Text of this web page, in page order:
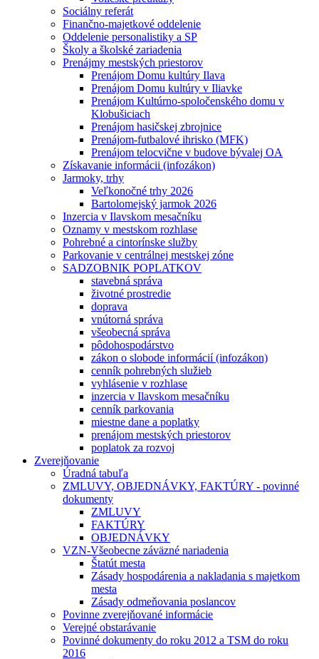
Sociálny referát
Finančno-majetkové oddelenie
Oddelenie personalistiky a SP
Školy a školské zariadenia
Prenájmy mestských priestorov
Prenájom Domu kultúry Ilava
Prenájom Domu kultúry v Iliavke
Prenájom Kultúrno-spoločenského domu v
Klobušiciach
Prenájom hasičskej zbrojnice
Prenájom-futbalové ihrisko (MFK)
Prenájom telocvične v budove bývalej OA
Získavanie informácii (infozákon)
Jarmoky, trhy
Veľkonočné trhy 2026
Bartolomejský jarmok 2026
Inzercia v Ilavskom mesačníku
Oznamy v mestskom rozhlase
Pohrebné a cintorínske služby
Parkovanie v centrálnej mestskej zóne
SADZOBNIK POPLATKOV
stavebná správa
životné prostredie
doprava
vnútorná správa
všeobecná správa
pôdohospodárstvo
zákon o slobode informácií (infozákon)
cenník pohrebných služieb
vyhlásenie v rozhlase
inzercia v Ilavskom mesačníku
cenník parkovania
miestne dane a poplatky
prenájom mestských priestorov
poplatok za rozvoj
Zverejňovanie
Úradná tabuľa
ZMLUVY, OBJEDNÁVKY, FAKTÚRY - povinné
dokumenty
ZMLUVY
FAKTÚRY
OBJEDNÁVKY
VZN-Všeobecne záväzné nariadenia
Štatút mesta
Zásady hospodárenia a nakladania s majetkom
mesta
Zásady odmeňovania poslancov
Povinne zverejňované informácie
Verejné obstarávanie
Povinné dokumenty do roku 2012 a TSM do roku
2016